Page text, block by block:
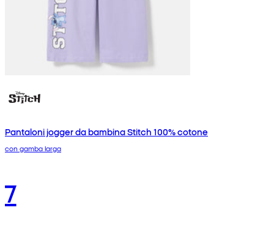
Pantaloni jogger da bambina Stitch 100% cotone
con gamba larga
7